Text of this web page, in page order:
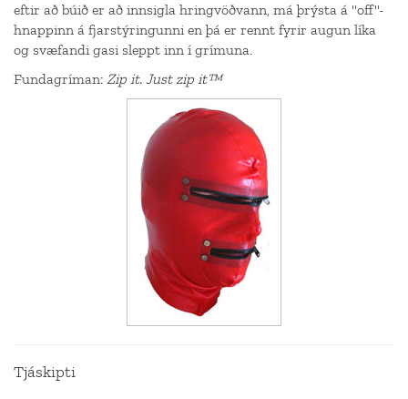
eftir að búið er að innsigla hringvöðvann, má þrýsta á "off"-
hnappinn á fjarstýringunni en þá er rennt fyrir augun líka
og svæfandi gasi sleppt inn í grímuna.
Fundagríman: Zip it. Just zip it™
Tjáskipti